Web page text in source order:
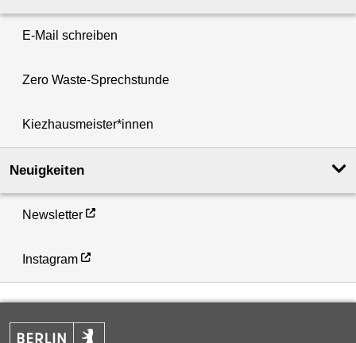
E-Mail schreiben
Zero Waste-Sprechstunde
Kiezhausmeister*innen
Neuigkeiten
Newsletter
Instagram